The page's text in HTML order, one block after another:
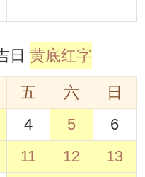
日 黄底红字
五 六
日
4 5
6
11 12
13